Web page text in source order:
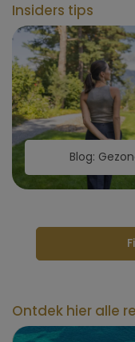
Insiders tips
Blog:
Restaurant & keuken
Wellness & spa
Toepassen
Ontdek hier alle